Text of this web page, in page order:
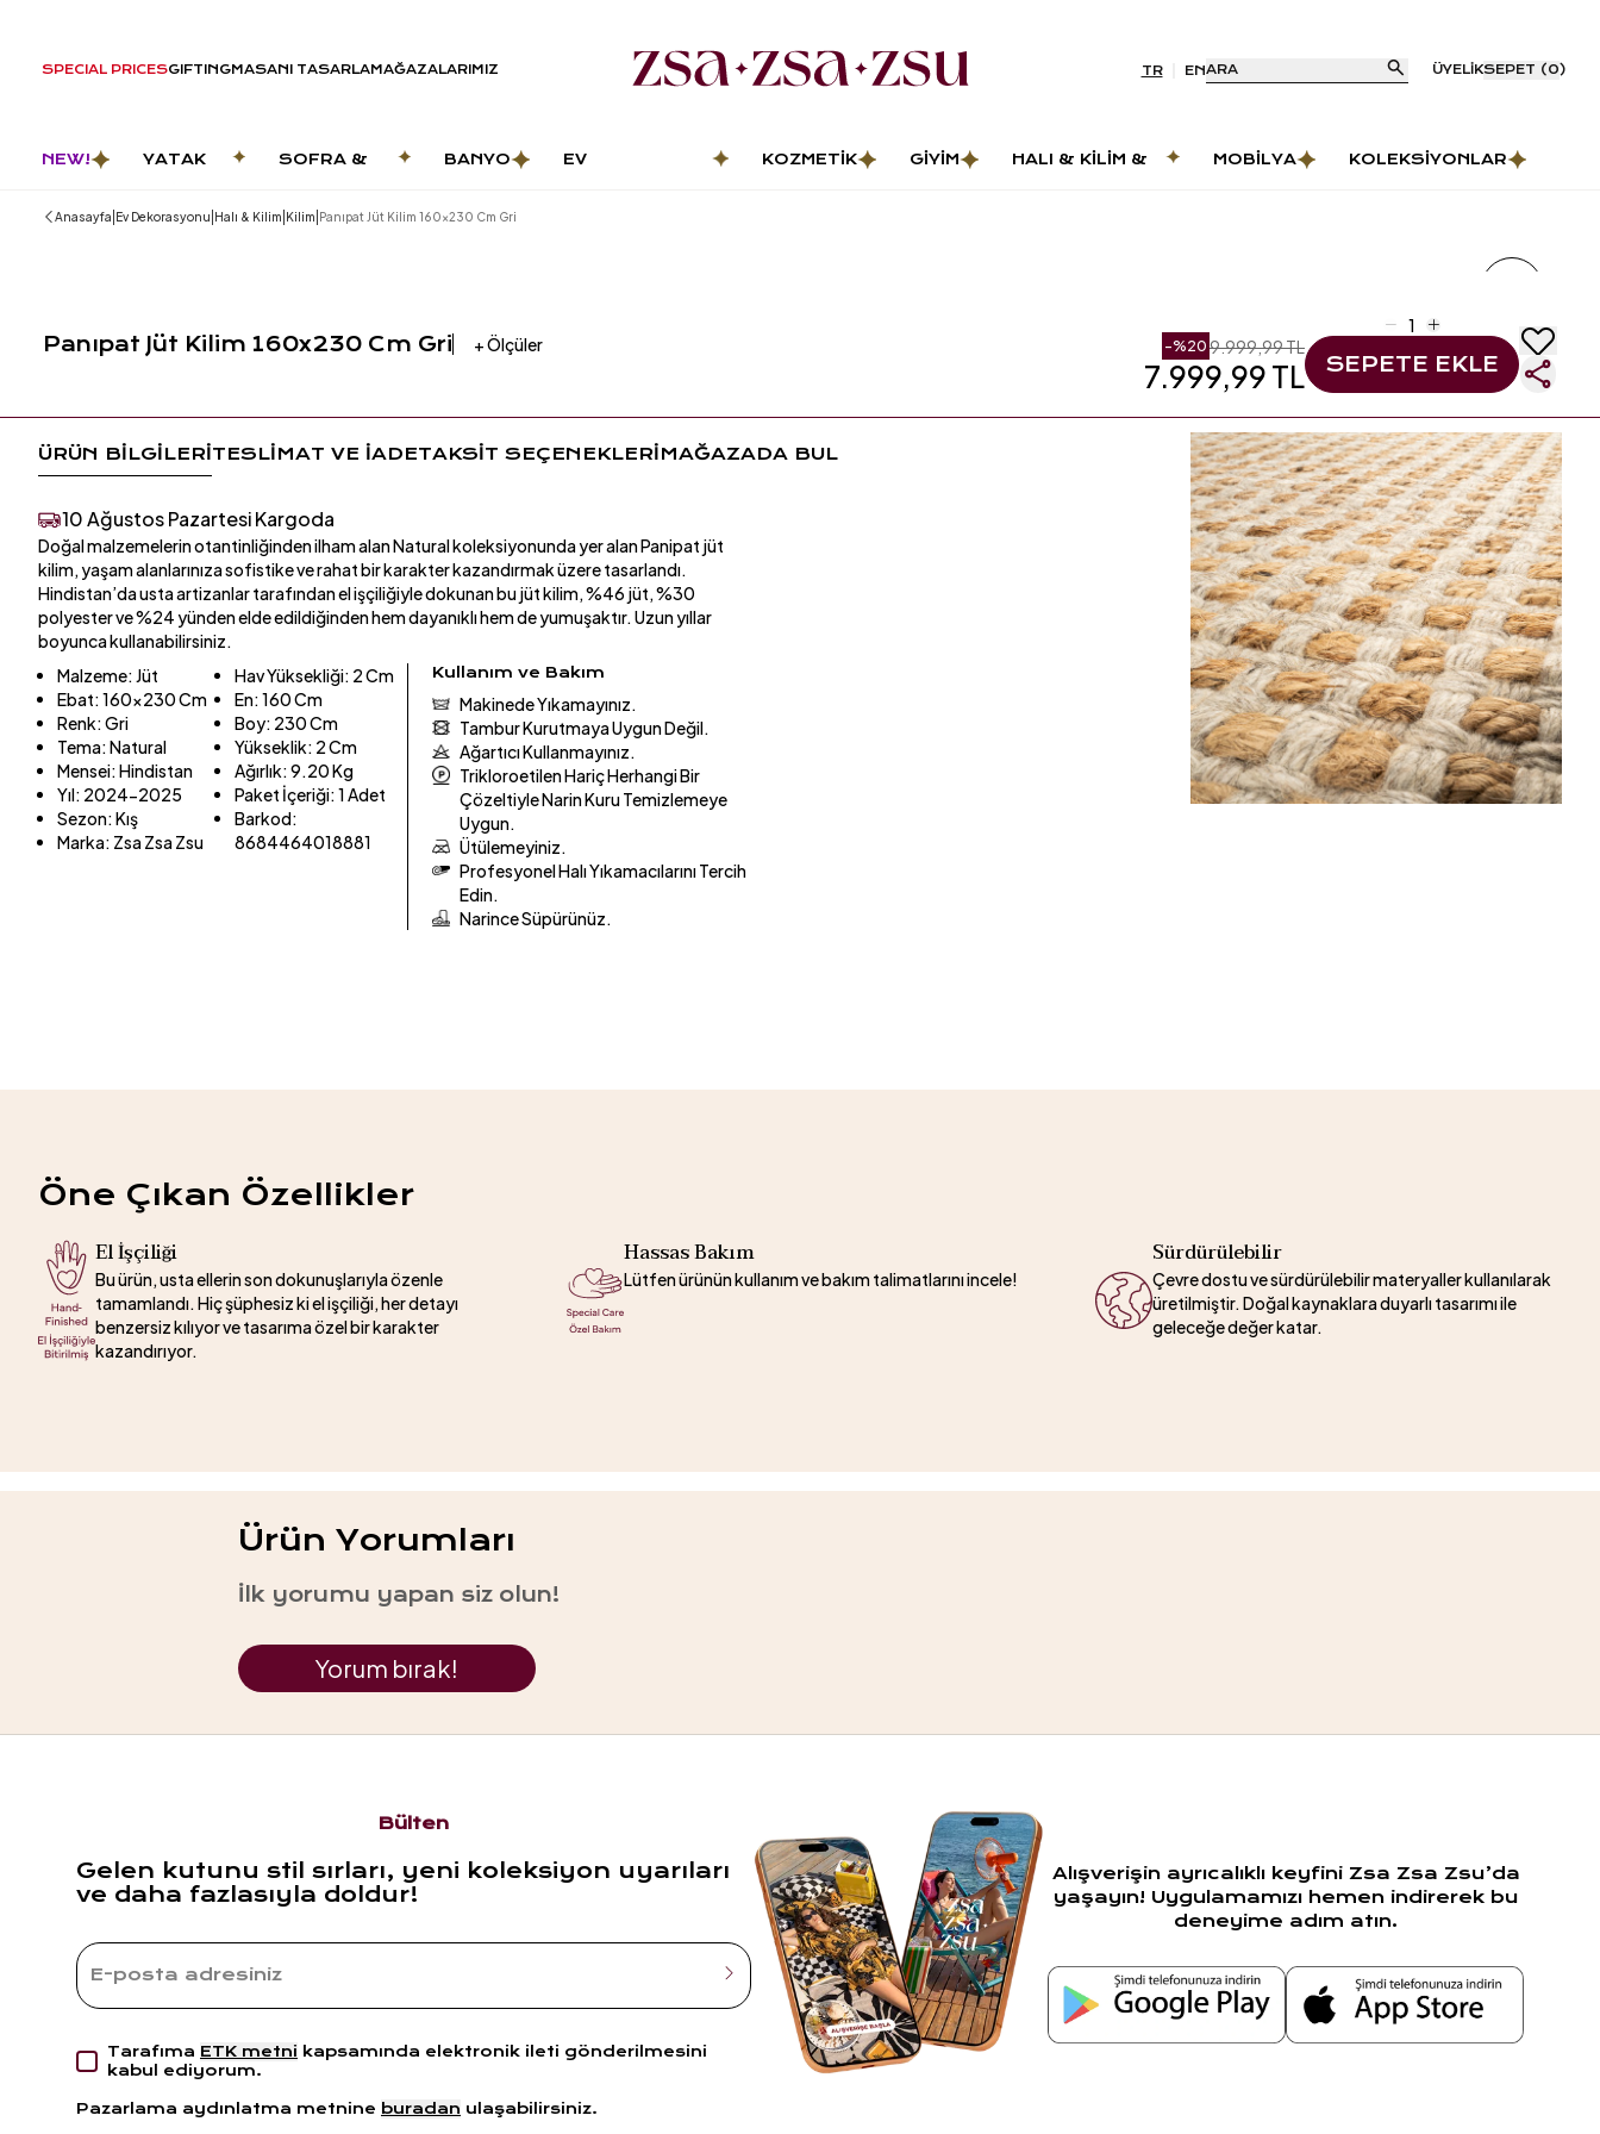
SPECIAL PRICESGIFTINGMASANI TASARLAMAĞAZALARIMIZ TR ENARA ÜYELIKSEPET (0)
NEW!
YATAK
SOFRA &
BANYO
EV
KOZMETIK GIYIM
HALI & KILIM &
MOBILYA KOLEKSIYONLAR
Anasayfa Ev Dekorasyonu Halı & Kilim Kilim Panıpat Jüt Kilim 160x230 Cm Gri
Panıpat Jüt Kilim 160x230 Cm Gri +Ölçüler -%20 9.999,99 TL
7.999,99 TL SEPETE EKLE
ÜRÜN BİLGİLERİTESLİMAT VE İADETAKSİT SEÇENEKLERİMAĞAZADA BUL
10 Ağustos Pazartesi Kargoda
Doğal malzemelerin otantinliğinden ilham alan Natural koleksiyonunda yer alan Panipat jüt
kilim, yaşam alanlarınıza sofistike ve rahat bir karakter kazandırmak üzere tasarlandı.
Hindistan’da usta artizanlar tarafından el işçiliğiyle dokunan bu jüt kilim, %46 jüt, %30
polyester ve %24 yünden elde edildiğinden hem dayanıklı hem de yumuşaktır. Uzun yıllar
boyunca kullanabilirsiniz.
Malzeme: Jüt
Ebat:160x230 Cm
Renk:Gri
Tema:Natural
Mensei:Hindistan
Yıl: 2024-2025
Sezon:Kış
Marka: Zsa Zsa Zsu
Hav Yüksekliği: 2 Cm
En:160 Cm
Boy: 230 Cm
Yükseklik: 2 Cm
Ağırlık:9.20 Kg
Paket İçeriği:1 Adet
Barkod:
8684464018881
Kullanım ve Bakım
Makinede Yıkamayınız.
Tambur Kurutmaya Uygun Değil.
Ağartıcı Kullanmayınız.
Trikloroetilen Hariç Herhangi Bir
Çözeltiyle Narin Kuru Temizlemeye
Uygun.
Ütülemeyiniz.
Profesyonel Halı Yıkamacılarını Tercih
Edin.
Narince Süpürünüz.
Öne Çıkan Özellikler
El İşçiliği
Bu ürün, usta ellerin son dokunuşlarıyla özenle
tamamlandı. Hiç şüphesiz ki el işçiliği, her detayı
benzersiz kılıyor ve tasarıma özel bir karakter
kazandırıyor.
Hassas Bakım
Lütfen ürünün kullanım ve bakım talimatlarını incele!
Sürdürülebilir
Çevre dostu ve sürdürülebilir materyaller kullanılarak
üretilmiştir. Doğal kaynaklara duyarlı tasarımı ile
geleceğe değer katar.
Ürün Yorumları
İlk yorumu yapan siz olun!
Yorum bırak!
Bülten
Gelen kutunu stil sırları, yeni koleksiyon uyarıları
ve daha fazlasıyla doldur!
Tarafıma ETK metni kapsamında elektronik ileti gönderilmesini
kabul ediyorum.
Pazarlama aydınlatma metnine buradan ulaşabilirsiniz.
Alışverişin ayrıcalıklı keyfini Zsa Zsa Zsu’da
yaşayın! Uygulamamızı hemen indirerek bu
deneyime adım atın.